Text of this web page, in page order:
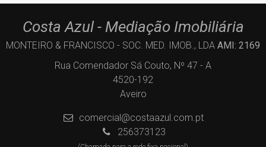
Costa Azul - Mediação Imobiliária
MONTEIRO & FRANCISCO - SOC. MED. IMOB., LDA AMI: 2169
Rua Comendador Sá Couto, Nº 47 - A
4520-192
Aveiro
comercial@costaazul.com.pt
256373123